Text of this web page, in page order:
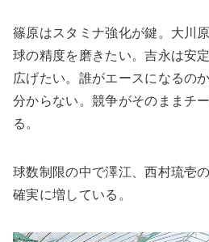
篠原はスタミナ強化が鍵。大川
球の精度を磨きたい。吉永は安
広げたい。誰がエースになるの
分からない。競争がそのままチ
る。
球数制限の中で澤江、西村琉壱
確実に増している。